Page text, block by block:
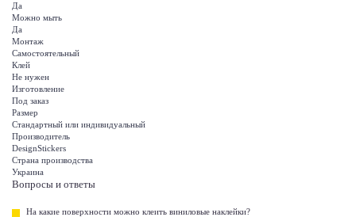
Да
Можно мыть
Да
Монтаж
Самостоятельный
Клей
Не нужен
Изготовление
Под заказ
Размер
Стандартный или индивидуальный
Производитель
DesignStickers
Страна производства
Украина
Вопросы и ответы
На какие поверхности можно клеить виниловые наклейки?